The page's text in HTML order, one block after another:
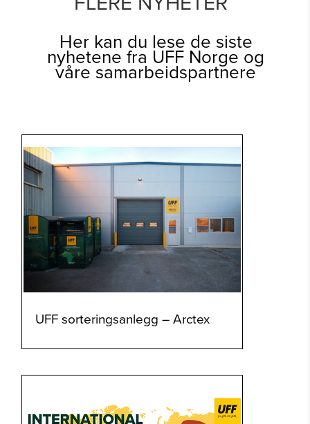
Her kan du lese de siste
nyhetene fra UFF Norge og
våre samarbeidspartnere
UFF sorteringsanlegg – Arctex